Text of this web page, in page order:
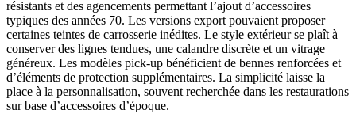
résistants et des agencements permettant l’ajout d’accessoires
typiques des années 70. Les versions export pouvaient proposer
certaines teintes de carrosserie inédites. Le style extérieur se plaît à
conserver des lignes tendues, une calandre discrète et un vitrage
généreux. Les modèles pick-up bénéficient de bennes renforcées et
d’éléments de protection supplémentaires. La simplicité laisse la
place à la personnalisation, souvent recherchée dans les restaurations
sur base d’accessoires d’époque.